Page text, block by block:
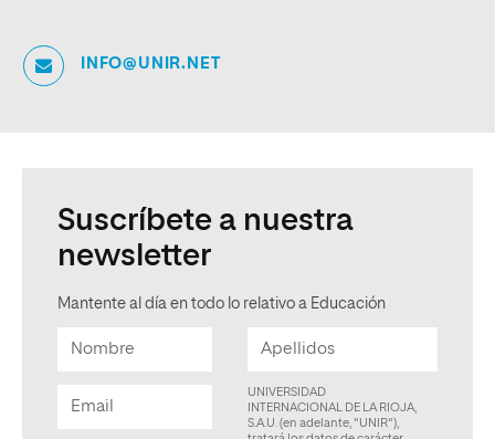
INFO@UNIR.NET
Suscríbete a nuestra
newsletter
Mantente al día en todo lo relativo a Educación